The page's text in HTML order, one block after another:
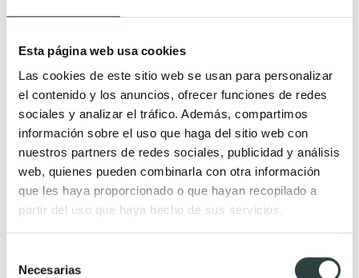
Esta página web usa cookies
Las cookies de este sitio web se usan para personalizar
el contenido y los anuncios, ofrecer funciones de redes
sociales y analizar el tráfico. Además, compartimos
información sobre el uso que haga del sitio web con
nuestros partners de redes sociales, publicidad y análisis
web, quienes pueden combinarla con otra información
que les haya proporcionado o que hayan recopilado a
partir del uso que haya hecho de sus servicios.
Necesarias
Lavabo sobre encimera Bathco Olea 41
Porcelana blanco 41x41x14.5 cm
138,82€180,29€ −23%
(1)